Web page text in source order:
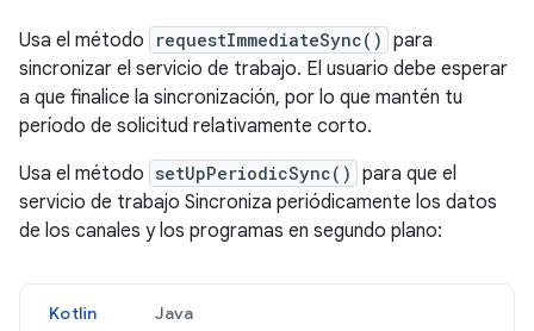
Usa el método requestImmediateSync() para
sincronizar el servicio de trabajo. El usuario debe esperar
a que finalice la sincronización, por lo que mantén tu
período de solicitud relativamente corto.
Usa el método setUpPeriodicSync() para que el
servicio de trabajo Sincroniza periódicamente los datos
de los canales y los programas en segundo plano:
Kotlin Java